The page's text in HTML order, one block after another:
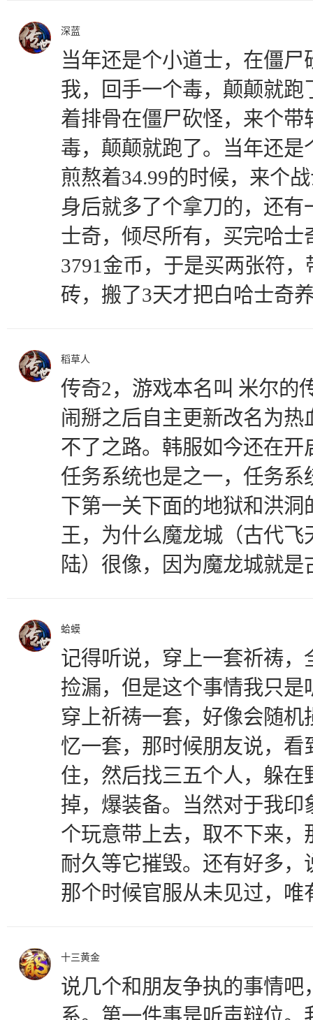
深蓝
当年还是个小道士，在僵
我，回手一个毒，颠颠就
着排骨在僵尸砍怪，来个
毒，颠颠就跑了。当年还
煎熬着34.99的时候，来个
身后就多了个拿刀的，还
士奇，倾尽所有，买完哈
3791金币，于是买两张符
砖，搬了3天才把白哈士奇
稻草人
传奇2，游戏本名叫 米尔的
闹掰之后自主更新改名为
不了之路。韩服如今还在
任务系统也是之一，任务
下第一关下面的地狱和洪
王，为什么魔龙城（古代
陆）很像，因为魔龙城就是
蛤蟆
记得听说，穿上一套祈祷
捡漏，但是这个事情我只
穿上祈祷一套，好像会随
忆一套，那时候朋友说，
住，然后找三五个人，躲
掉，爆装备。当然对于我
个玩意带上去，取不下来
耐久等它摧毁。还有好多
那个时候官服从未见过，
十三黄金
说几个和朋友争执的事情